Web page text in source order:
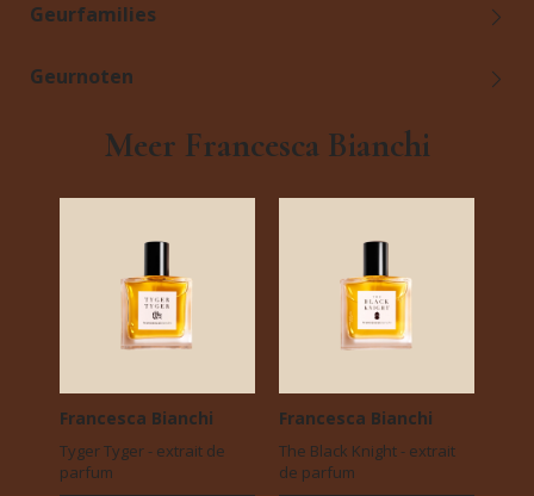
Geurfamilies
Geurnoten
Meer Francesca Bianchi
Francesca Bianchi
Tyger Tyger - extrait de
parfum
Francesca Bianchi
The Black Knight - extrait
de parfum